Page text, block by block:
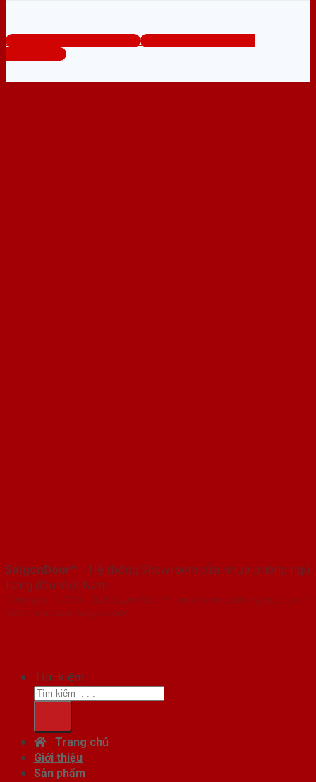
www.cuanhuaphongngu.com
Tổng đài tư vấn miễn phí:
0824.400.400
SaigonDoor™ - Hệ thống Showroom cửa nhựa phòng ngủ
hàng đầu Việt Nam
Copyright ⓒ 2016 – 2026 SaigonDoor™ - www.cuanhuaphongngu.com |
Đơn vị chủ quản SaigonDoor
Tìm kiếm:
Trang chủ
Giới thiệu
Sản phẩm